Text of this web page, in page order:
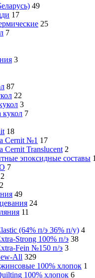
49
17
25
7
3
87
22
3
кукол 7
18
Cernit №1 17
Cernit Translucent 2
эпоксидные составы
7
2
49
24
11
(64% п/э 36% п/у) 4
Strong 100% п/э 38
Fein №150 п/э 3
All 329
100% хлопок 1
100% хлопок 6